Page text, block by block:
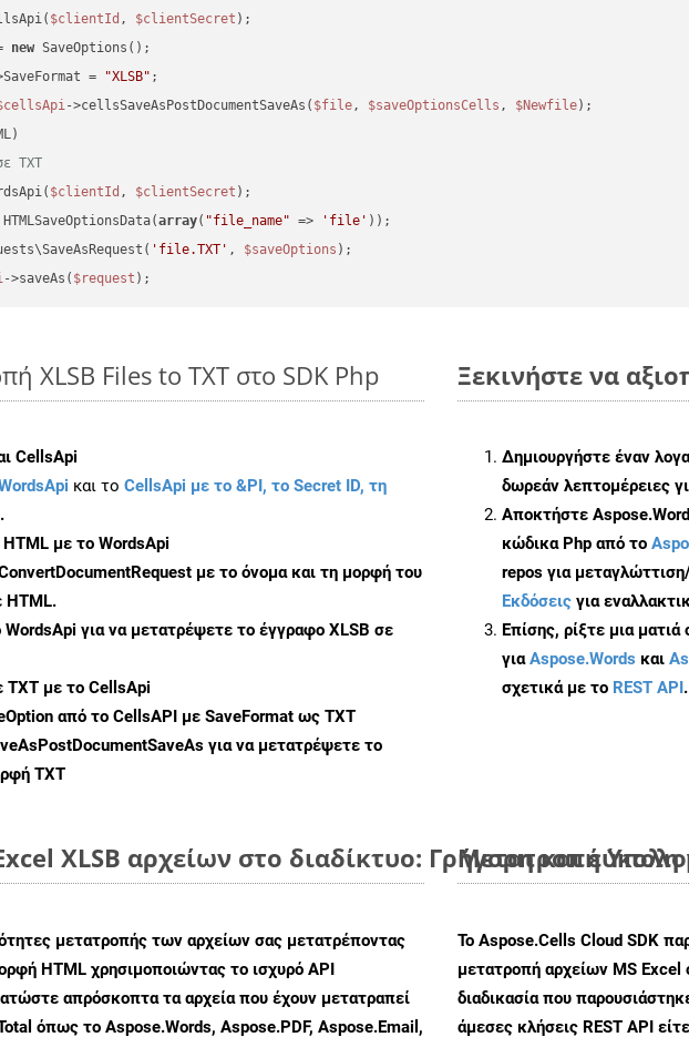
$clientId , $clientSecret
new
= "XLSB"
->cellsSaveAsPostDocumentSaveAs( $file, $saveOptionsCells , $Newfile);
TXT
$clientId , $clientSecret
HTMLSaveOptionsData(array( "file_name" => 'file'
'file.TXT' , $saveOptions
->saveAs( $request
XLSB Files to TXT στο SDK Php
CellsApi
και το CellsApi με το &PI, το Secret ID, τη
.
με το WordsApi
με το όνομα και τη μορφή του
HTML.
WordsApi για να μετατρέψετε το έγγραφο XLSB σε
με το CellsApi
από το CellsAPI με SaveFormat ως TXT
για να μετατρέψετε το
TXT
Ξεκινήστε να
Δημιουργήστε έναν
δωρεάν λεπτομέρειες
Αποκτήστε
κώδικα Php από το
repos για
Εκδόσεις για
Επίσης, ρίξτε μια
γιαAspose.Words και
σχετικά με το REST API.
XLSB αρχείων στο διαδίκτυο: Γρήγορη και
μετατροπής των αρχείων σας μετατρέποντας
HTML χρησιμοποιώντας το ισχυρό API
απρόσκοπτα τα αρχεία που έχουν μετατραπεί
όπως το Aspose.Words, Aspose.PDF, Aspose.Email,
Μετατροπή
Το Aspose.Cells Cloud SDK
μετατροπή αρχείων MS Excel
διαδικασία που
άμεσες κλήσεις REST API